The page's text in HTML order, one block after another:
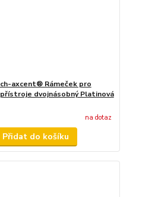
axcent® Rámeček pro
dvojnásobný Platinová
na dotaz
Přidat do košíku